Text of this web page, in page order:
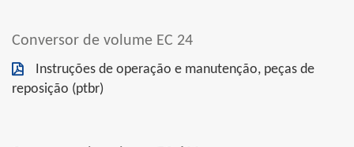
Conversor de volume EC 24
Instruções de operação e manutenção, peças de
reposição (ptbr)